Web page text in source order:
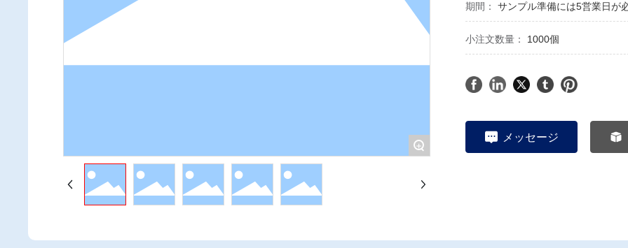
+
期間： サンプル準備には5営業日が
小注文数量： 1000個
メッセージ